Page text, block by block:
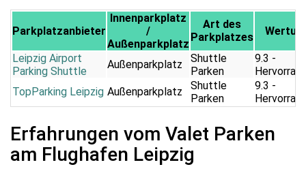
Parkplatzanbieter
Innenparkplatz
/
Außenparkplatz
Art des
Parkplatzes
Leipzig Airport
Parking Shuttle
Außenparkplatz
Shuttle
Parken
9.3 -
TopParking Leipzig Außenparkplatz
Shuttle
Parken
9.3 -
Erfahrungen vom Valet Parken
am Flughafen Leipzig